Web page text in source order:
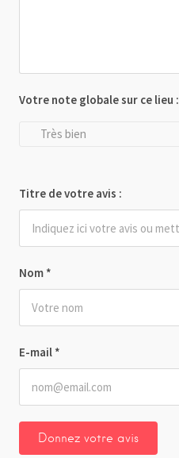
Nom *
E-mail *
Votre note globale sur ce lieu :
Très bien
Titre de votre avis :